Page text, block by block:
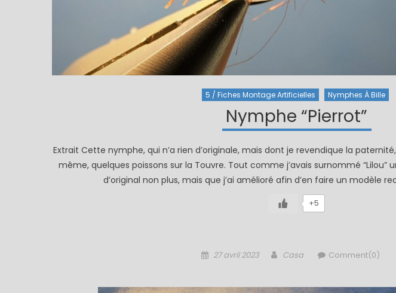
5 / Fiches Montage Artificielles Nymphes À Bille
Nymphe “Pierrot”
Extrait Cette nymphe, qui n’a rien d’originale, mais dont je revendique la
même, quelques poissons sur la Touvre. Tout comme j’avais surnommé “Lilou”
d’original non plus, mais que j’ai amélioré afin d’en faire un modèle
+5
Posted
27 avril 2023 Author
Casa Comment(0)